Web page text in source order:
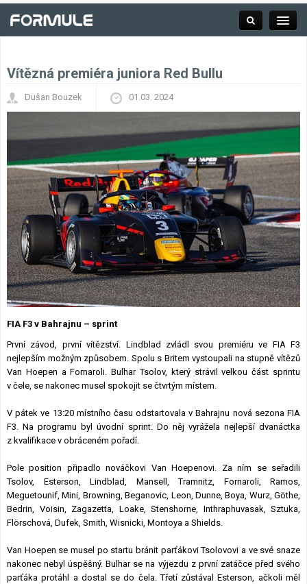
Závodní série
Kalendář F1
Výsledky F1
Týmy a jezdci F1
Okruhy F1
Vítězná premiéra juniora Red Bullu
Dušan Bouzek 01.03. 2024
FIA F3 v Bahrajnu – sprint
První závod, první vítězství. Lindblad zvládl svou premiéru ve FIA F3
nejlepším možným způsobem. Spolu s Britem vystoupali na stupně vítězů
Van Hoepen a Fornaroli. Bulhar Tsolov, který strávil velkou část sprintu
v čele, se nakonec musel spokojit se čtvrtým místem.
V pátek ve 13:20 místního času odstartovala v Bahrajnu nová sezona FIA
F3. Na programu byl úvodní sprint. Do něj vyrážela nejlepší dvanáctka
z kvalifikace v obráceném pořadí.
Pole position připadlo nováčkovi Van Hoepenovi. Za ním se seřadili
Tsolov, Esterson, Lindblad, Mansell, Tramnitz, Fornaroli, Ramos,
Meguetounif, Mini, Browning, Beganovic, Leon, Dunne, Boya, Wurz, Göthe,
Bedrin, Voisin, Zagazetta, Loake, Stenshorne, Inthraphuvasak, Sztuka,
Flörschová, Dufek, Smith, Wisnicki, Montoya a Shields.
Van Hoepen se musel po startu bránit parťákovi Tsolovovi a ve své snaze
nakonec nebyl úspěšný. Bulhar se na výjezdu z první zatáčce před svého
parťáka protáhl a dostal se do čela. Třetí zůstával Esterson, ačkoli měl